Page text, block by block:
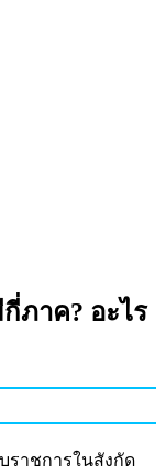
ภาค? อะไร
ราชการในสังกัด